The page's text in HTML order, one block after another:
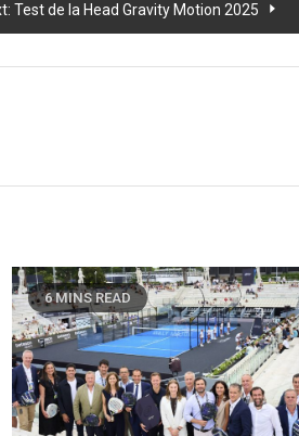
Test de la Head Gravity Motion 2025
6 MINS READ